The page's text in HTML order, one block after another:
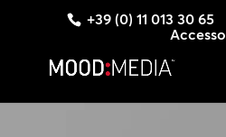
+39 (0) 11 013 30 65
Accesso